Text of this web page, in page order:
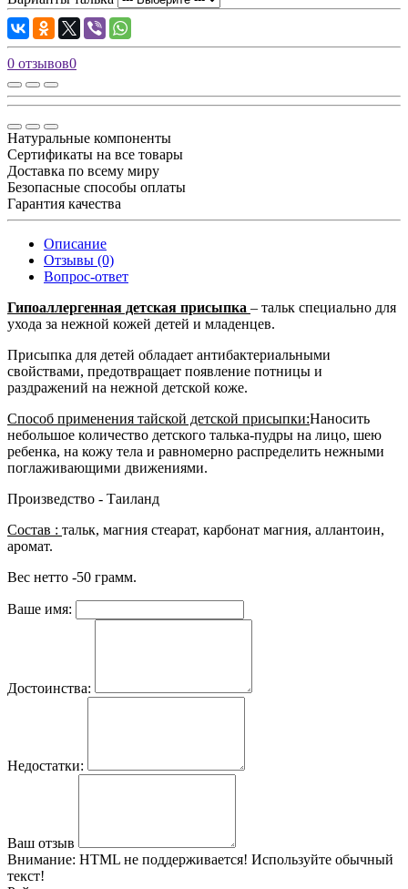
0 отзывов0
Натуральные компоненты
Сертификаты на все товары
Доставка по всему миру
Безопасные способы оплаты
Гарантия качества
Описание
Отзывы (0)
Вопрос-ответ
Гипоаллергенная детская присыпка – тальк специально для
ухода за нежной кожей детей и младенцев.
Присыпка для детей обладает антибактериальными
свойствами, предотвращает появление потницы и
раздражений на нежной детской коже.
Способ применения тайской детской присыпки:Наносить
небольшое количество детского талька-пудры на лицо, шею
ребенка, на кожу тела и равномерно распределить нежными
поглаживающими движениями.
Произведство - Таиланд
Состав : тальк, магния стеарат, карбонат магния, аллантоин,
аромат.
Вес нетто -50 грамм.
Ваше имя:
Достоинства:
Недостатки:
Ваш отзыв
Внимание: HTML не поддерживается! Используйте обычный
текст!